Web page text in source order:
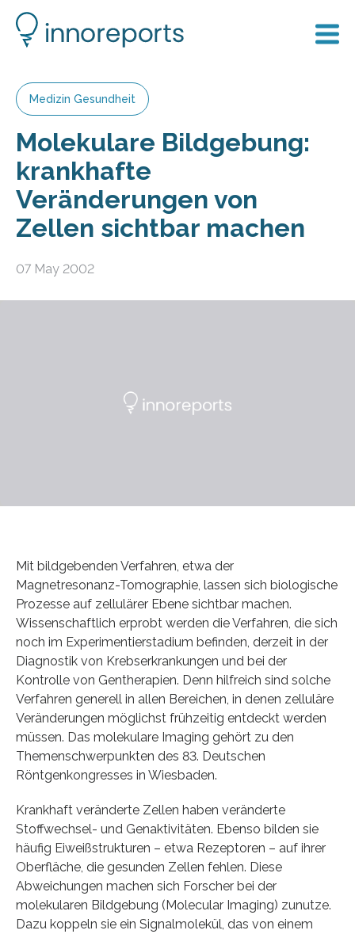
Medizin Gesundheit
Molekulare Bildgebung:
krankhafte
Veränderungen von
Zellen sichtbar machen
07 May 2002
Mit bildgebenden Verfahren, etwa der
Magnetresonanz-Tomographie, lassen sich biologische
Prozesse auf zellulärer Ebene sichtbar machen.
Wissenschaftlich erprobt werden die Verfahren, die sich
noch im Experimentierstadium befinden, derzeit in der
Diagnostik von Krebserkrankungen und bei der
Kontrolle von Gentherapien. Denn hilfreich sind solche
Verfahren generell in allen Bereichen, in denen zelluläre
Veränderungen möglichst frühzeitig entdeckt werden
müssen. Das molekulare Imaging gehört zu den
Themenschwerpunkten des 83. Deutschen
Röntgenkongresses in Wiesbaden.
Krankhaft veränderte Zellen haben veränderte
Stoffwechsel- und Genaktivitäten. Ebenso bilden sie
häufig Eiweißstrukturen – etwa Rezeptoren – auf ihrer
Oberfläche, die gesunden Zellen fehlen. Diese
Abweichungen machen sich Forscher bei der
molekularen Bildgebung (Molecular Imaging) zunutze.
Dazu koppeln sie ein Signalmolekül, das von einem